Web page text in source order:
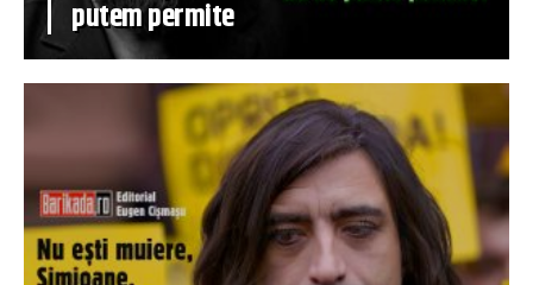
putem permite